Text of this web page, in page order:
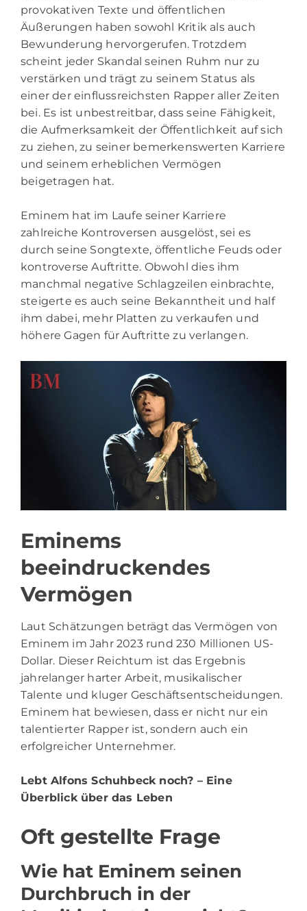
provokativen Texte und öffentlichen
Äußerungen haben sowohl Kritik als auch
Bewunderung hervorgerufen. Trotzdem
scheint jeder Skandal seinen Ruhm nur zu
verstärken und trägt zu seinem Status als
einer der einflussreichsten Rapper aller Zeiten
bei. Es ist unbestreitbar, dass seine Fähigkeit,
die Aufmerksamkeit der Öffentlichkeit auf sich
zu ziehen, zu seiner bemerkenswerten Karriere
und seinem erheblichen Vermögen
beigetragen hat.
Eminem hat im Laufe seiner Karriere
zahlreiche Kontroversen ausgelöst, sei es
durch seine Songtexte, öffentliche Feuds oder
kontroverse Auftritte. Obwohl dies ihm
manchmal negative Schlagzeilen einbrachte,
steigerte es auch seine Bekanntheit und half
ihm dabei, mehr Platten zu verkaufen und
höhere Gagen für Auftritte zu verlangen.
Eminems
beeindruckendes
Vermögen
Laut Schätzungen beträgt das Vermögen von
Eminem im Jahr 2023 rund 230 Millionen US-
Dollar. Dieser Reichtum ist das Ergebnis
jahrelanger harter Arbeit, musikalischer
Talente und kluger Geschäftsentscheidungen.
Eminem hat bewiesen, dass er nicht nur ein
talentierter Rapper ist, sondern auch ein
erfolgreicher Unternehmer.
Lebt Alfons Schuhbeck noch? – Eine
Überblick über das Leben
Oft gestellte Frage
Wie hat Eminem seinen
Durchbruch in der